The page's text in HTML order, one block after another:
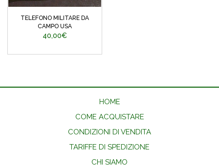
TELEFONO MILITARE DA
CAMPO USA
40,00€
HOME
COME ACQUISTARE
CONDIZIONI DI VENDITA
TARIFFE DI SPEDIZIONE
CHI SIAMO